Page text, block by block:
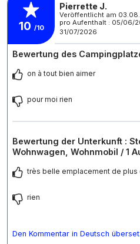
10 /10
Pierrette J.
Veröffentlicht am
pro Aufenthalt : 05/06/
31/07/2026
Bewertung des
on à tout bien aimer
pour moi rien
Bewertung der Unterkunft :
Wohnwagen, Wohnmobil / 1
très belle emplacement de
rien
Den Kommentar in Deutsch